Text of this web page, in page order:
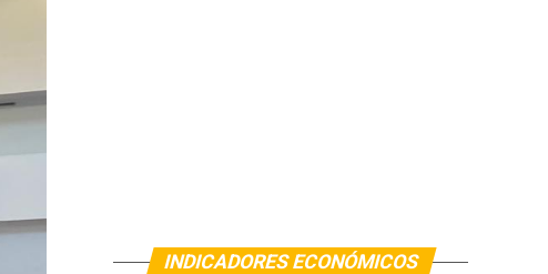
INDICADORES ECONÓMICOS